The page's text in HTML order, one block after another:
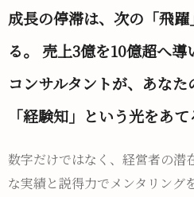
成長の停滞は、次の「飛
る。 売上3億を10億超へ
コンサルタントが、あな
「経験知」という光をあて
数字だけではなく、経営者の潜
な実績と説得力でメンタリング